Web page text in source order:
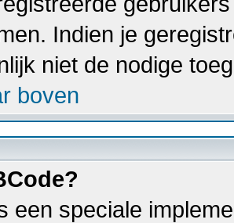
Indien je
niet de nodige
boven
een speciale